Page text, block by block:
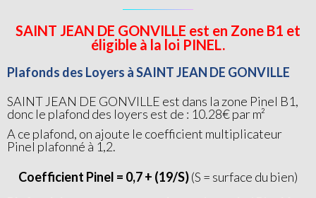
SAINT JEAN DE GONVILLE est en Zone B1 et
éligible à la loi PINEL.
Plafonds des Loyers à SAINT JEAN DE GONVILLE
SAINT JEAN DE GONVILLE est dans la zone Pinel B1,
donc le plafond des loyers est de : 10.28€ par m²
A ce plafond, on ajoute le coefficient multiplicateur
Pinel plafonné à 1,2.
Coefficient Pinel = 0,7 + (19/S)(S = surface du bien)